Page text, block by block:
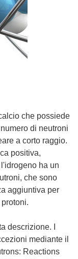
che possiede
di neutroni
a corto raggio.
positiva,
ha un
che sono
aggiuntiva per
descrizione. I
mediante il
Reactions